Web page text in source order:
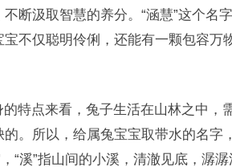
断汲取智慧的养分。“涵慧”这个名
宝不仅聪明伶俐，还能有一颗包容
的特点来看，兔子生活在山林之中，
的。所以，给属兔宝宝取带水的名字
，“溪”指山间的小溪，清澈见底，潺